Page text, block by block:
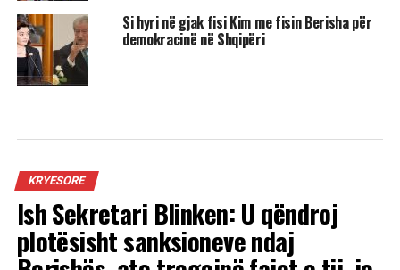
Si hyri në gjak fisi Kim me fisin Berisha për
demokracinë në Shqipëri
KRYESORE
Ish Sekretari Blinken: U qëndroj
plotësisht sanksioneve ndaj